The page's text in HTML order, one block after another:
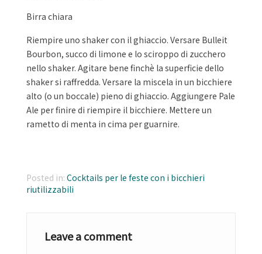
Birra chiara
Riempire uno shaker con il ghiaccio. Versare Bulleit
Bourbon, succo di limone e lo sciroppo di zucchero
nello shaker. Agitare bene finchè la superficie dello
shaker si raffredda. Versare la miscela in un bicchiere
alto (o un boccale) pieno di ghiaccio. Aggiungere Pale
Ale per finire di riempire il bicchiere. Mettere un
rametto di menta in cima per guarnire.
Posted in: Cocktails per le feste con i bicchieri
riutilizzabili
Leave a comment